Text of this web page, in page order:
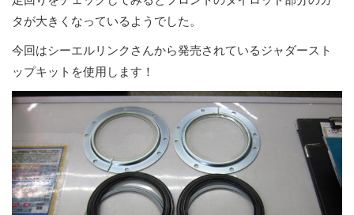
タが大きくなっているようでした。
今回はシーエルリンクさんから発売されているジャダースト
ップキットを使用します！